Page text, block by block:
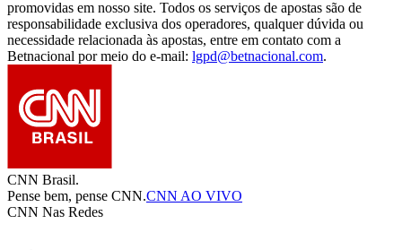
promovidas em nosso site. Todos os serviços de apostas são de
responsabilidade exclusiva dos operadores, qualquer dúvida ou
necessidade relacionada às apostas, entre em contato com a
Betnacional por meio do e-mail: lgpd@betnacional.com.
CNN Brasil.
Pense bem, pense CNN.CNN AO VIVO
CNN Nas Redes